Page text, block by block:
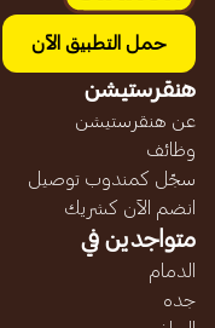
حمل التطبيق الآن
هنقرستيشن
عن هنقرستيشن
وظائف
سجّل كمندوب توصيل
انضم الآن كشريك
متواجدين في
الدمام
جده